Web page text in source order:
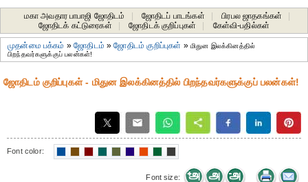
மகா அவதார பாபாஜி ஜோதிடம் ஜோதிடப் பாடங்கள் பிரபல ஜாதகங்கள்
ஜோதிடக் கட்டுரைகள்
ஜோதிடக் குறிப்புகள் கேள்வி-பதில்கள்
முதன்மை பக்கம் »ஜோதிடம் »ஜோதிடம் குறிப்புகள் » மிதுன இலக்கினத்தில்
பிறந்தவர்களுக்குப் பலன்கள்!
ஜோதிடம் குறிப்புகள் - மிதுன இலக்கினத்தில் பிறந்தவர்களுக்குப் பலன்கள்!
Font color:
Font size: